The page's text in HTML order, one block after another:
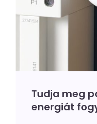
Tudja meg
energiát